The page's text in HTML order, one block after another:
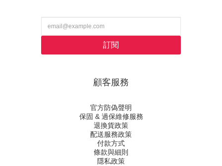
訂閱
顧客服務
官方防偽聲明
保固 & 過保維修服務
退換貨政策
配送服務政策
付款方式
條款與細則
隱私政策